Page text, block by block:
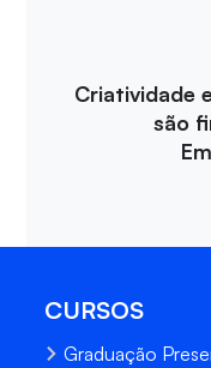
Criatividade
são
CURSOS
Graduação